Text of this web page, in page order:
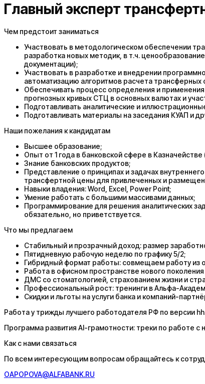
Главный эксперт
Чем предстоит заниматься
Участвовать в методологическом обеспечении
разработка новых методик, в т.ч.
документации);
Участвовать в разработке и внедрении
автоматизацию алгоритмов расчета
Обеспечивать процесс определения и
прогнозных кривых СТЦ в основных валютах и
Подготавливать аналитические и
Подготавливать материалы на заседания КУАП и
Наши пожелания к кандидатам
Высшее образование;
Опыт от 1 года в банковской сфере в
Знание банковских продуктов;
Представление о принципах и задачах
трансфертной цены для привлеченных и
Навыки владения: Word, Excel, Power Point;
Умение работать с большими массивами данных;
Программирование для решения аналитических
обязательно, но приветствуется.
Что мы предлагаем
Стабильный и прозрачный доход: размер
Пятидневную рабочую неделю по графику 5/2;
Гибридный формат работы: совмещаем работу из
Работа в офисном пространстве нового
ДМС со стоматологией, страхованием жизни и
Профессиональный рост: тренинги в Альфа-
Скидки и льготы на услуги банка и компаний-
Работа у трижды лучшего работодателя РФ по версии
Программа развития AI-грамотности: треки по работе
Как с нами связаться
По всем интересующим вопросам обращайтесь к
OAPOPOVA@ALFABANK.RU